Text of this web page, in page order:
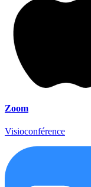
Zoom
Visioconférence